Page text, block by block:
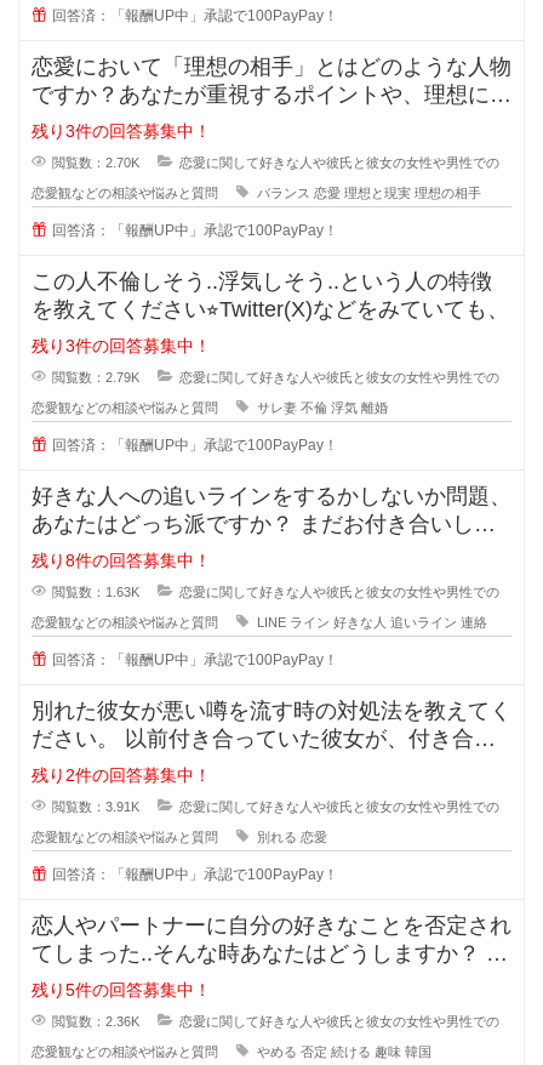
回答済：「報酬UP中」承認で100PayPay！
恋愛において「理想の相手」とはどのような人物
ですか？あなたが重視するポイントや、理想に近
づくためのアドバイスがあれば教え
残り3件の回答募集中！
閲覧数：2.70K 恋愛に関して好きな人や彼氏と彼女の女性や男性での
恋愛観などの相談や悩みと質問 バランス 恋愛 理想と現実 理想の相手
回答済：「報酬UP中」承認で100PayPay！
この人不倫しそう..浮気しそう..という人の特徴
を教えてください⭐︎Twitter(X)などをみていても、
残り3件の回答募集中！
閲覧数：2.79K 恋愛に関して好きな人や彼氏と彼女の女性や男性での
恋愛観などの相談や悩みと質問 サレ妻 不倫 浮気 離婚
回答済：「報酬UP中」承認で100PayPay！
好きな人への追いラインをするかしないか問題、
あなたはどっち派ですか？ まだお付き合いして
いない段階での好きな人への
残り8件の回答募集中！
閲覧数：1.63K 恋愛に関して好きな人や彼氏と彼女の女性や男性での
恋愛観などの相談や悩みと質問 LINE ライン 好きな人 追いライン 連絡
回答済：「報酬UP中」承認で100PayPay！
別れた彼女が悪い噂を流す時の対処法を教えてく
ださい。 以前付き合っていた彼女が、付き合っ
ている時のことを周囲に平気
残り2件の回答募集中！
閲覧数：3.91K 恋愛に関して好きな人や彼氏と彼女の女性や男性での
恋愛観などの相談や悩みと質問 別れる 恋愛
回答済：「報酬UP中」承認で100PayPay！
恋人やパートナーに自分の好きなことを否定され
てしまった..そんな時あなたはどうしますか？ 私
は元々韓国が好きで、韓
残り5件の回答募集中！
閲覧数：2.36K 恋愛に関して好きな人や彼氏と彼女の女性や男性での
恋愛観などの相談や悩みと質問 やめる 否定 続ける 趣味 韓国